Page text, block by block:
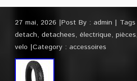
27 mai, 2026 Post By : admin
detach, detachees, électrique, pièces,
velo Category : accessoires